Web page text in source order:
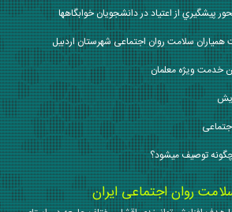
پيشگيري از اعتياد در دانشجويان خوابگاهها
همیاران سلامت روان اجتماعی شهرستان اردبیل
خدمت ویژه معلمان
توصیف میشود؟
روان اجتماعی ایران